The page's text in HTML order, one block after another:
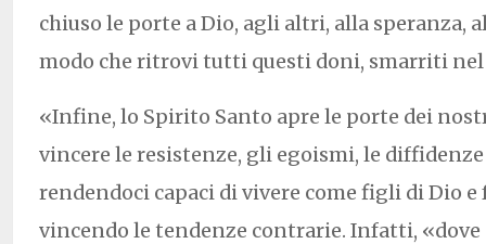
chiuso le porte a Dio, agli altri, alla speranza,
modo che ritrovi tutti questi doni, smarriti nel
«Infine, lo Spirito Santo apre le porte dei
vincere le resistenze, gli egoismi, le
rendendoci capaci di vivere come figli di Dio
vincendo le tendenze contrarie. Infatti, «dove